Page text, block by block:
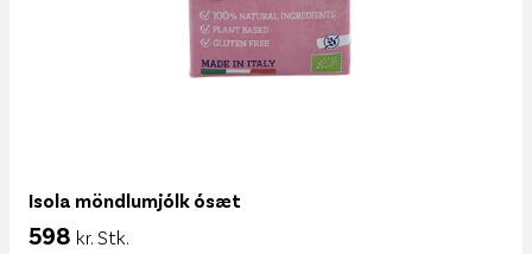
Isola möndlumjólk ósæt
598 kr. Stk.